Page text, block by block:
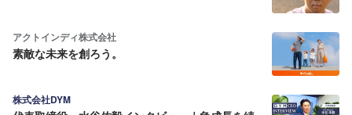
アクトインディ株式会社
素敵な未来を創ろう。
株式会社DYM